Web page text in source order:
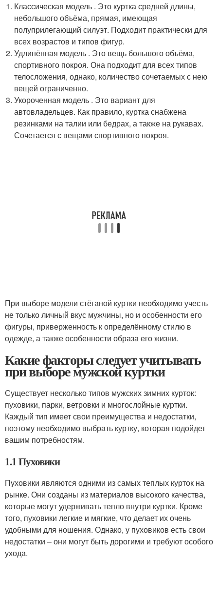
Классическая модель . Это куртка средней длины,
небольшого объёма, прямая, имеющая
полуприлегающий силуэт. Подходит практически для
всех возрастов и типов фигур.
Удлинённая модель . Это вещь большого объёма,
спортивного покроя. Она подходит для всех типов
телосложения, однако, количество сочетаемых с нею
вещей ограниченно.
Укороченная модель . Это вариант для
автовладельцев. Как правило, куртка снабжена
резинками на талии или бедрах, а также на рукавах.
Сочетается с вещами спортивного покроя.
При выборе модели стёганой куртки необходимо учесть
не только личный вкус мужчины, но и особенности его
фигуры, приверженность к определённому стилю в
одежде, а также особенности образа его жизни.
Какие факторы следует учитывать
при выборе мужской куртки
Существует несколько типов мужских зимних курток:
пуховики, парки, ветровки и многослойные куртки.
Каждый тип имеет свои преимущества и недостатки,
поэтому необходимо выбрать куртку, которая подойдет
вашим потребностям.
1.1 Пуховики
Пуховики являются одними из самых теплых курток на
рынке. Они созданы из материалов высокого качества,
которые могут удерживать тепло внутри куртки. Кроме
того, пуховики легкие и мягкие, что делает их очень
удобными для ношения. Однако, у пуховиков есть свои
недостатки – они могут быть дорогими и требуют особого
ухода.